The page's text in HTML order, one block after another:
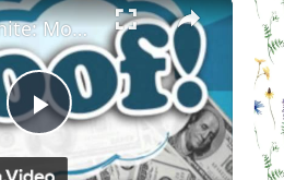
Play
Nancy White: Money gone away